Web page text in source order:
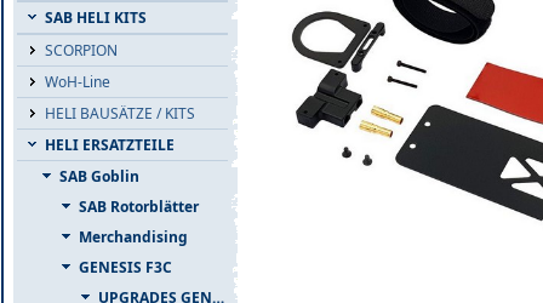
SAB HELI KITS
SCORPION
WoH-Line
HELI BAUSÄTZE / KITS
HELI ERSATZTEILE
SAB Goblin
SAB Rotorblätter
Merchandising
GENESIS F3C
UPGRADES GENESIS F3C